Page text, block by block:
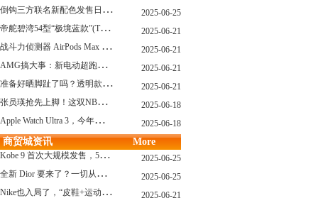
倒
钩三方联名新配色发售日确认，Travis Scott x Chase B 即将登场！ 2025-06-25
帝
舵碧湾54型“极境蓝款”(TUDOR Black Bay 54) 2025-06-21
战
斗力侦测器 AirPods Max 保护壳？？ 龙珠Z x CASETiFY 联名系列发布 2025-06-21
A
MG搞大事：新电动超跑模拟V8声浪 2025-06-21
准
备好晒脚趾了吗？透明款 AF1 要回归了 2025-06-21
张
员瑛抢先上脚！这双NB一看就要火 2025-06-18
A
pple Watch Ultra 3，今年秋天真的要来了？ 2025-06-18
商贸城资讯 More
K
obe 9 首次大规模发售，5双科比新款将同时上线！ 2025-06-25
全
新 Dior 要来了？一切从这只托特包开始说起！ 2025-06-25
N
ike也入局了，“皮鞋+运动鞋”风潮，你喜欢哪一款？ 2025-06-21